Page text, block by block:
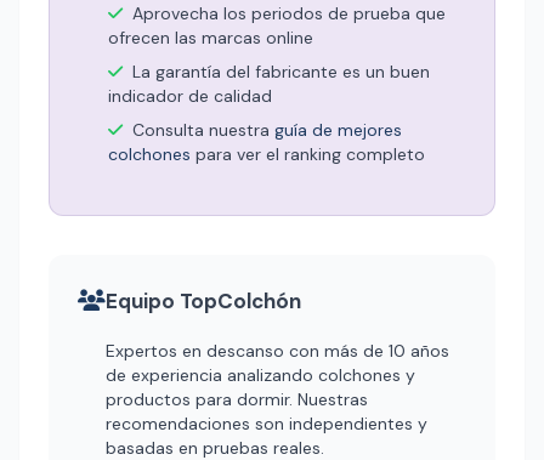
Aprovecha los periodos de prueba que
ofrecen las marcas online
La garantía del fabricante es un buen
indicador de calidad
Consulta nuestra guía de mejores
colchones para ver el ranking completo
Equipo TopColchón
Expertos en descanso con más de 10 años
de experiencia analizando colchones y
productos para dormir. Nuestras
recomendaciones son independientes y
basadas en pruebas reales.